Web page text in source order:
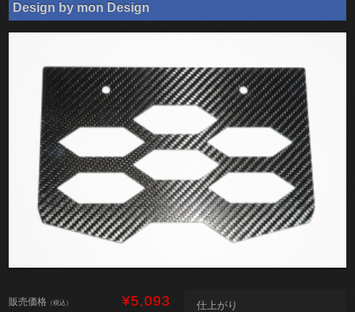
Design by mon Design
販売価格 （税込） ¥5,093 仕上がり